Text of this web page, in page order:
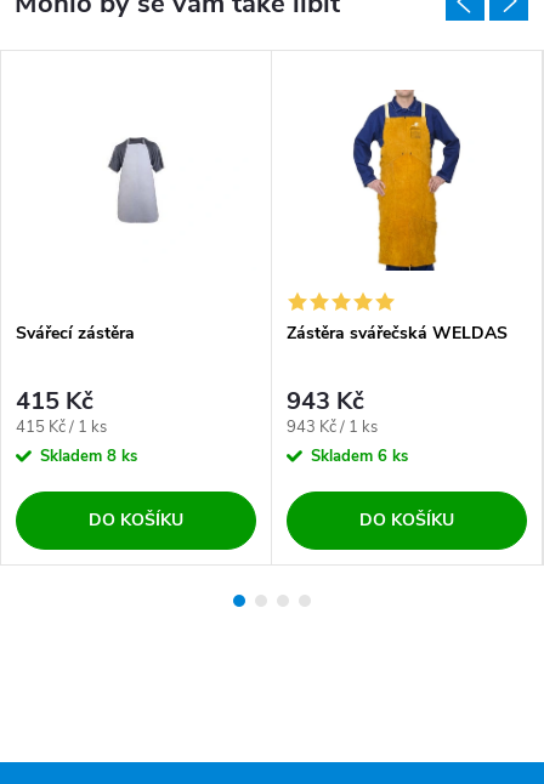
Svářecí zástěra
415 Kč
Měrná cena:
415 Kč / 1 ks
Skladem 8 ks
DO KOŠÍKU
Zástěra svářečská WELDAS
943 Kč
Měrná cena:
943 Kč / 1 ks
Skladem 6 ks
DO KOŠÍKU